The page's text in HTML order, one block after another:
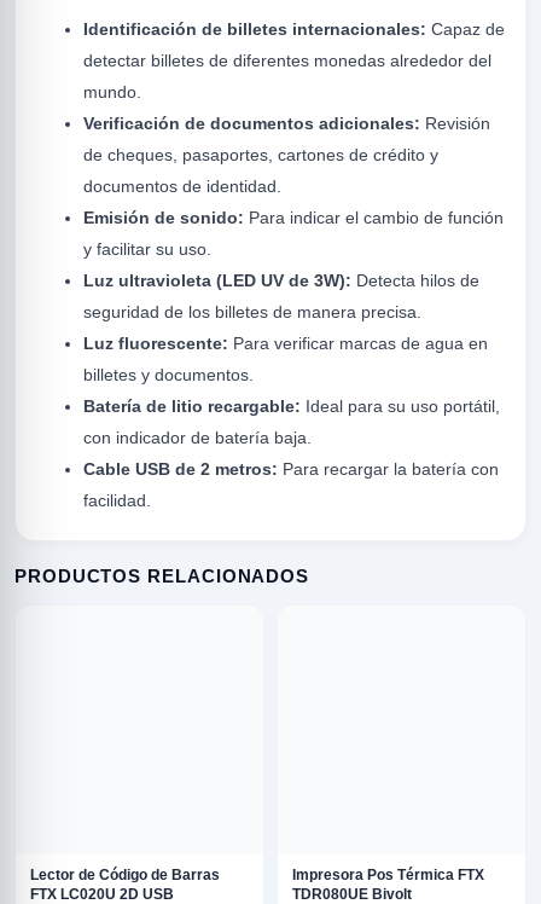
Identificación de billetes internacionales: Capaz de
detectar billetes de diferentes monedas alrededor del
mundo.
Verificación de documentos adicionales: Revisión
de cheques, pasaportes, cartones de crédito y
documentos de identidad.
Emisión de sonido: Para indicar el cambio de función
y facilitar su uso.
Luz ultravioleta (LED UV de 3W): Detecta hilos de
seguridad de los billetes de manera precisa.
Luz fluorescente: Para verificar marcas de agua en
billetes y documentos.
Batería de litio recargable: Ideal para su uso portátil,
con indicador de batería baja.
Cable USB de 2 metros: Para recargar la batería con
facilidad.
PRODUCTOS RELACIONADOS
Lector de Código de Barras
FTX LC020U 2D USB
Impresora Pos Térmica FTX
TDR080UE Bivolt